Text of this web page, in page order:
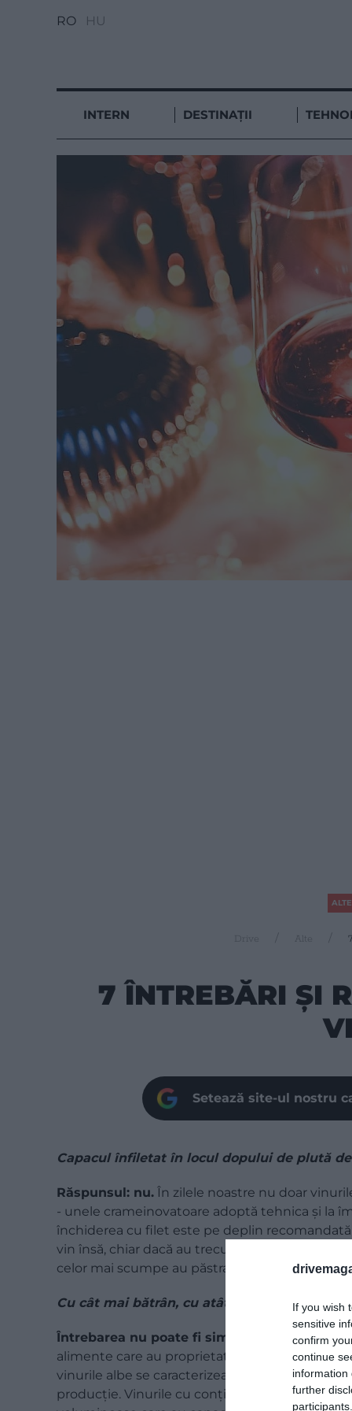
If you wish
sensitive
confirm
continue
information
further
RO HU
INTERN DESTINAȚII
ALTE
Drive Alte
7 ÎNTREBĂRI ŞI
Setează site-ul nostru
Capacul înfiletat în locul dopului de plută
Răspunsul: nu. În zilele noastre nu doar
- unele crameinovatoare adoptă tehnica şi la
închiderea cu filet este pe deplin
vin însă, chiar dacă au trecut pe îmbutelierea
celor mai scumpe au păstrat utilizarea dopului
Cu cât mai bătrân, cu atât mai nobil?
Întrebarea nu poate fi simplificată atât de
alimente care au proprietatea ca în timp să se
vinurile albe se caracterizează prin maturare
producţie. Vinurile cu conţinut ridicat de